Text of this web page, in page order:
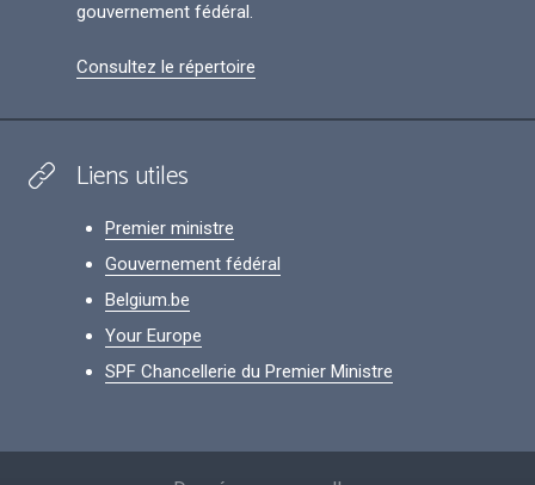
gouvernement fédéral.
Consultez le répertoire
Liens utiles
Premier ministre
Gouvernement fédéral
Belgium.be
Your Europe
SPF Chancellerie du Premier Ministre